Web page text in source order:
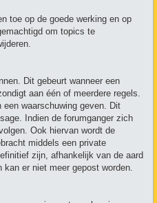
toe op de goede werking en op
om topics te
Dit gebeurt wanneer een
aan één of meerdere regels.
waarschuwing geven. Dit
Indien de forumganger zich
Ook hiervan wordt de
middels een private
zijn, afhankelijk van de aard
er niet meer gepost worden.